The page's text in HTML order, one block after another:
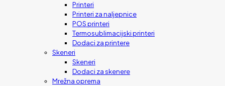
Printeri
Printeri za naljepnice
POS printeri
Termosublimacijski printeri
Dodaci za printere
Skeneri
Skeneri
Dodaci za skenere
Mrežna oprema